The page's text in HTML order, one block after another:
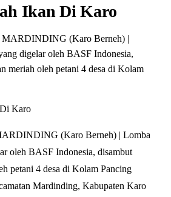
Ikan Di Karo
(Karo Berneh) |
digelar oleh BASF Indonesia,
meriah oleh petani 4 desa di Kolam
(Karo Berneh) | Lomba
oleh BASF Indonesia, disambut
petani 4 desa di Kolam Pancing
Mardinding, Kabupaten Karo